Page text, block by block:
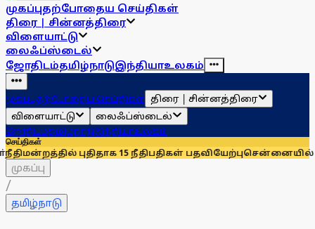
முகப்புதற்போதைய செய்திகள்
திரை | சின்னத்திரை
விளையாட்டு
லைஃப்ஸ்டைல்
ஜோதிடம்தமிழ்நாடுஇந்தியாஉலகம்
முகப்புதற்போதைய செய்திகள் திரை | சின்னத்திரை
விளையாட்டு
லைஃப்ஸ்டைல்
ஜோதிடம்தமிழ்நாடுஇந்தியாஉலகம்
செய்திகள்
புதிதாக 15 நீதிபதிகள் பதவியேற்புசென்னையில் இன்றும்
முகப்பு
/
தமிழ்நாடு